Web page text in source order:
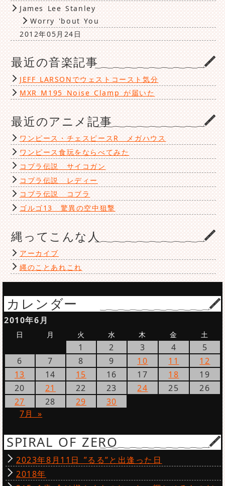
James Lee Stanley
Worry 'bout You
2012年05月24日
最近の音楽記事
JEFF LARSONでウェストコースト気分
MXR M195 Noise Clamp が届いた
最近のアニメ記事
ワンピース・チェスピースR メガハウス
ワンピース食玩をならべてみた
コブラ伝説 サイコガン
コブラ伝説 レディー
コブラ伝説 コブラ
ゴルゴ13 驚異の空中狙撃
縄ってこんな人
アーカイブ
縄のことあれこれ
カレンダー
2010年6月
日 月 火 水 木 金 土
1 2 3 4
5
6
7 8 9 10 11
12
13
14 15 16 17 18
19
20
21 22 23 24 25
26
27
28 29
30
7月 »
SPIRAL OF ZERO
2023年8月11日 ”るる”と出逢った日
2018年